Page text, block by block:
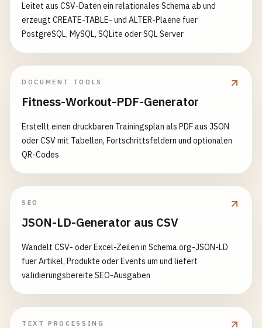
Leitet aus CSV-Daten ein relationales Schema ab und
erzeugt CREATE-TABLE- und ALTER-Plaene fuer
PostgreSQL, MySQL, SQLite oder SQL Server
DOCUMENT TOOLS
Fitness-Workout-PDF-Generator
Erstellt einen druckbaren Trainingsplan als PDF aus JSON
oder CSV mit Tabellen, Fortschrittsfeldern und optionalen
QR-Codes
SEO
JSON-LD-Generator aus CSV
Wandelt CSV- oder Excel-Zeilen in Schema.org-JSON-LD
fuer Artikel, Produkte oder Events um und liefert
validierungsbereite SEO-Ausgaben
TEXT PROCESSING